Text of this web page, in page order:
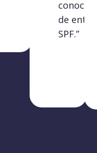
conocidas
de
SPF.”